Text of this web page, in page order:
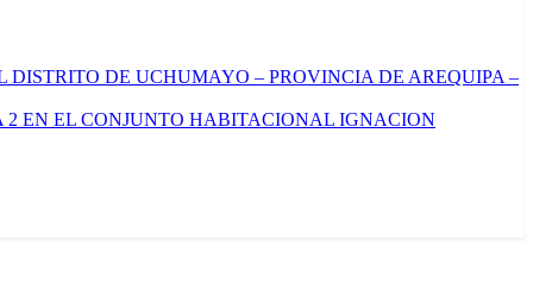
DISTRITO DE UCHUMAYO – PROVINCIA DE AREQUIPA –
EN EL CONJUNTO HABITACIONAL IGNACION